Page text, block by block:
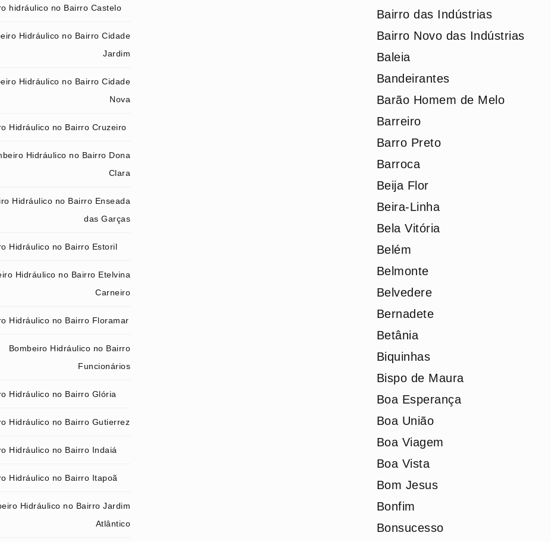
hidráulico no Bairro Castelo
Hidráulico no Bairro Cidade
Jardim
Hidráulico no Bairro Cidade
Nova
Hidráulico no Bairro Cruzeiro
Hidráulico no Bairro Dona
Clara
Hidráulico no Bairro Enseada
das Garças
Hidráulico no Bairro Estoril
Hidráulico no Bairro Etelvina
Carneiro
Hidráulico no Bairro Floramar
Bombeiro Hidráulico no Bairro
Funcionários
Hidráulico no Bairro Glória
Hidráulico no Bairro Gutierrez
Hidráulico no Bairro Indaiá
Hidráulico no Bairro Itapoã
Hidráulico no Bairro Jardim
Atlântico
Bairro das Indústrias
Bairro Novo das Indústrias
Baleia
Bandeirantes
Barão Homem de Melo
Barreiro
Barro Preto
Barroca
Beija Flor
Beira-Linha
Bela Vitória
Belém
Belmonte
Belvedere
Bernadete
Betânia
Biquinhas
Bispo de Maura
Boa Esperança
Boa União
Boa Viagem
Boa Vista
Bom Jesus
Bonfim
Bonsucesso